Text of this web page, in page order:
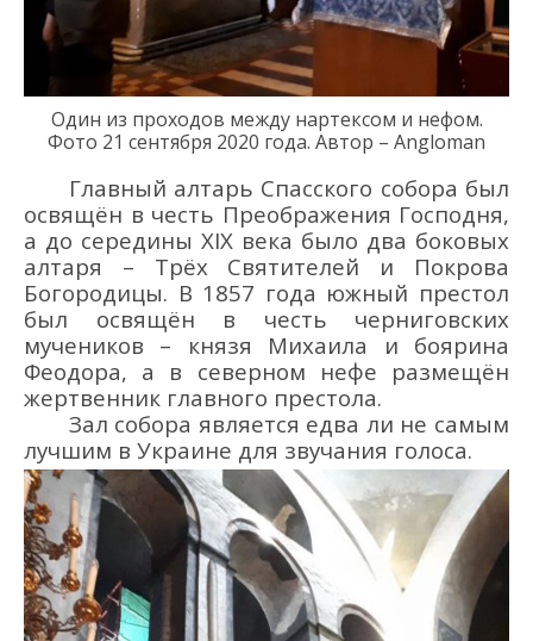
Один из проходов между нартексом и нефом.
Фото 21 сентября 2020 года. Автор – Angloman
Главный алтарь Спасского собора был
освящён в честь Преображения Господня,
а до середины XIX века было два боковых
алтаря – Трёх Святителей и Покрова
Богородицы. В 1857 года южный престол
был освящён в честь черниговских
мучеников – князя Михаила и боярина
Феодора, а в северном нефе размещён
жертвенник главного престола.
Зал собора является едва ли не самым
лучшим в Украине для звучания голоса.